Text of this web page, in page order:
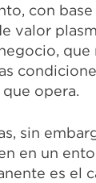
con base
valor
que
opera.
sin
en un
es el